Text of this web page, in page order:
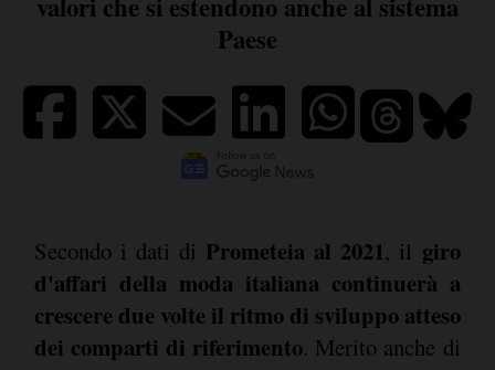
Paese
Secondo i dati di Prometeia al 2021, il giro
d'affari della moda italiana continuerà a
crescere due volte il ritmo di sviluppo atteso
dei comparti di riferimento. Merito anche di